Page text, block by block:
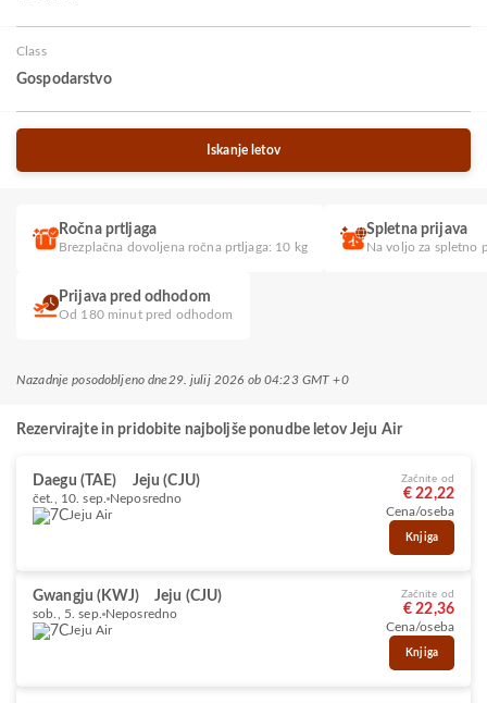
Class
Gospodarstvo
Iskanje letov
Ročna prtljaga
Brezplačna dovoljena ročna prtljaga: 10 kg
Spletna prijava
Na voljo za spletno
Prijava pred odhodom
Od 180 minut pred odhodom
Nazadnje posodobljeno dne29. julij 2026 ob 04:23 GMT +0
Rezervirajte in pridobite najboljše ponudbe letov Jeju Air
Daegu (TAE) Jeju (CJU)
čet., 10. sep. Neposredno
Jeju Air
Začnite od
€ 22,22
Cena/oseba
Knjiga
Gwangju (KWJ) Jeju (CJU)
sob., 5. sep. Neposredno
Jeju Air
Začnite od
€ 22,36
Cena/oseba
Knjiga